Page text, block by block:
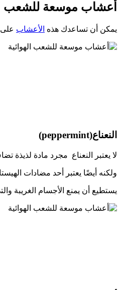
أعشاب موسعة للشعب
يمكن أن تساعدك هذه الأعشاب على
النعناع(peppermint)
لا يعتبر النعناع مجرد مادة لذيذة
ولكنه أيضًا يعتبر أحد مضادات
يستطيع أن يمنع الأجسام الغريبة